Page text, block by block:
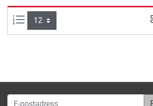
produkter per sida:
E-postadress